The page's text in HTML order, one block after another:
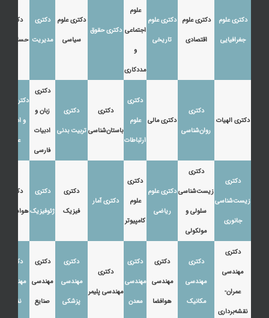
دکتری علوم
جغرافیایی
دکتری علوم
اقتصادی
دکتری علوم
تاریخی
علوم
اجتماعی
و
مددکاری
دکتری حقوق
دکتری علوم
سیاسی
دکتری
مدیریت
دکتری
حسابداری
دکتری الهیات
دکتری
روان‌شناسی
دکتری مالی
دکتری
علوم
ارتباطات
دکتری
باستان‌شناسی
دکتری
تربیت بدنی
دکتری
زبان و
ادبیات
فارسی
دکتری زبان
و ادبیات
عرب
دکتری
زیست‌شناسی
جانوری
دکتری
زیست‌شناسی
سلولی و
مولکولی
دکتری علوم
ریاضی
دکتری
علوم
کامپیوتر
دکتری آمار
دکتری
فیزیک
دکتری
ژئوفیزیک
دکتری
هواشناسی
دکتری
مهندسی
عمران-
نقشه‌برداری
دکتری
مهندسی
مکانیک
دکتری
مهندسی
هوافضا
دکتری
مهندسی
معدن
دکتری
مهندسی پلیمر
دکتری
مهندسی
پزشکی
دکتری
مهندسی
صنایع
دکتری
مهندسی
نفت